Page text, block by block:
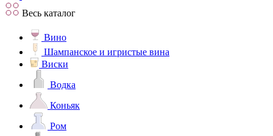
Весь каталог
Вино
Шампанское и игристые вина
Виски
Водка
Коньяк
Ром